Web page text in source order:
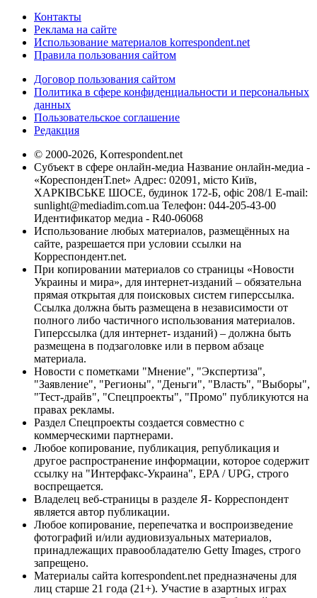
Контакты
Реклама на сайте
Использование материалов korrespondent.net
Правила пользования сайтом
Договор пользования сайтом
Политика в сфере конфиденциальности и персональных
данных
Пользовательское соглашение
Редакция
© 2000-2026, Korrespondent.net
Субъект в сфере онлайн-медиа Название онлайн-медиа -
«КореспонденТ.net» Адрес: 02091, місто Київ,
ХАРКІВСЬКЕ ШОСЕ, будинок 172-Б, офіс 208/1 E-mail:
sunlight@mediadim.com.ua Телефон: 044-205-43-00
Идентификатор медиа - R40-06068
Использование любых материалов, размещённых на
сайте, разрешается при условии ссылки на
Корреспондент.net.
При копировании материалов со страницы «Новости
Украины и мира», для интернет-изданий – обязательна
прямая открытая для поисковых систем гиперссылка.
Ссылка должна быть размещена в независимости от
полного либо частичного использования материалов.
Гиперссылка (для интернет- изданий) – должна быть
размещена в подзаголовке или в первом абзаце
материала.
Новости с пометками "Мнение", "Экспертиза",
"Заявление", "Регионы", "Деньги", "Власть", "Выборы",
"Тест-драйв", "Спецпроекты", "Промо" публикуются на
правах рекламы.
Раздел Спецпроекты создается совместно с
коммерческими партнерами.
Любое копирование, публикация, републикация и
другое распространение информации, которое содержит
ссылку на "Интерфакс-Украина", EPA / UPG, строго
воспрещается.
Владелец веб-страницы в разделе Я- Корреспондент
является автор публикации.
Любое копирование, перепечатка и воспроизведение
фотографий и/или аудиовизуальных материалов,
принадлежащих правообладателю Getty Images, строго
запрещено.
Материалы сайта korrespondent.net предназначены для
лиц старше 21 года (21+). Участие в азартных играх